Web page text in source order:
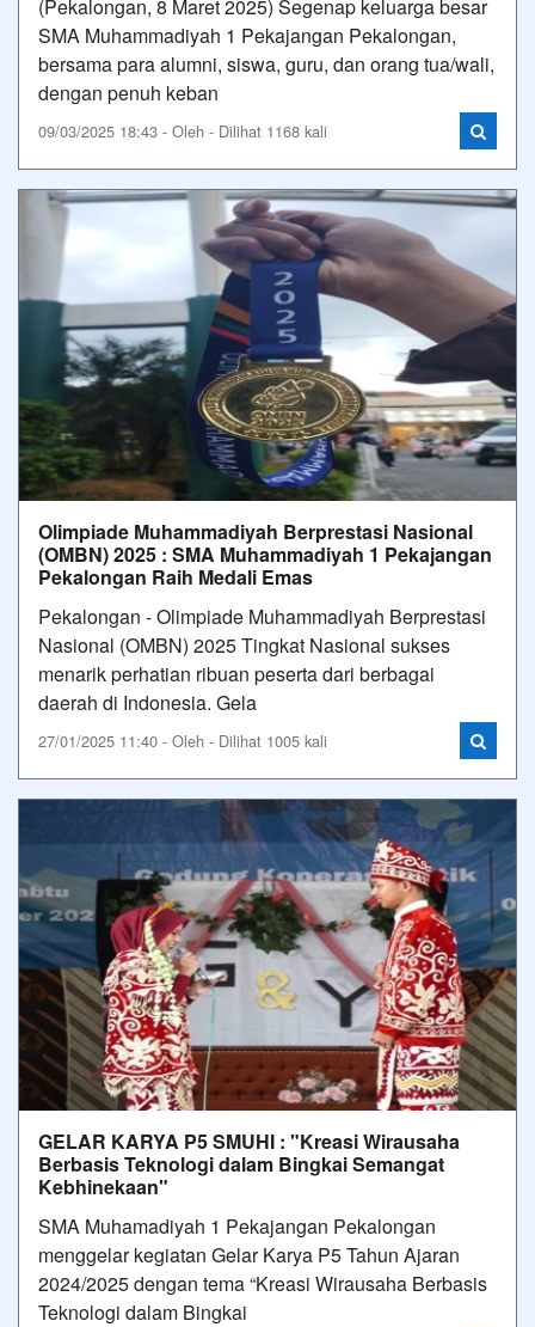
(Pekalongan, 8 Maret 2025) Segenap keluarga besar
SMA Muhammadiyah 1 Pekajangan Pekalongan,
bersama para alumni, siswa, guru, dan orang tua/wali,
dengan penuh keban
09/03/2025 18:43 - Oleh - Dilihat 1168 kali
Olimpiade Muhammadiyah Berprestasi Nasional
(OMBN) 2025 : SMA Muhammadiyah 1 Pekajangan
Pekalongan Raih Medali Emas
Pekalongan - Olimpiade Muhammadiyah Berprestasi
Nasional (OMBN) 2025 Tingkat Nasional sukses
menarik perhatian ribuan peserta dari berbagai
daerah di Indonesia. Gela
27/01/2025 11:40 - Oleh - Dilihat 1005 kali
GELAR KARYA P5 SMUHI : "Kreasi Wirausaha
Berbasis Teknologi dalam Bingkai Semangat
Kebhinekaan"
SMA Muhamadiyah 1 Pekajangan Pekalongan
menggelar kegiatan Gelar Karya P5 Tahun Ajaran
2024/2025 dengan tema “Kreasi Wirausaha Berbasis
Teknologi dalam Bingkai